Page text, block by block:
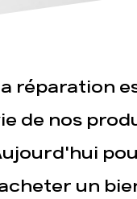
réparation
de nos
un